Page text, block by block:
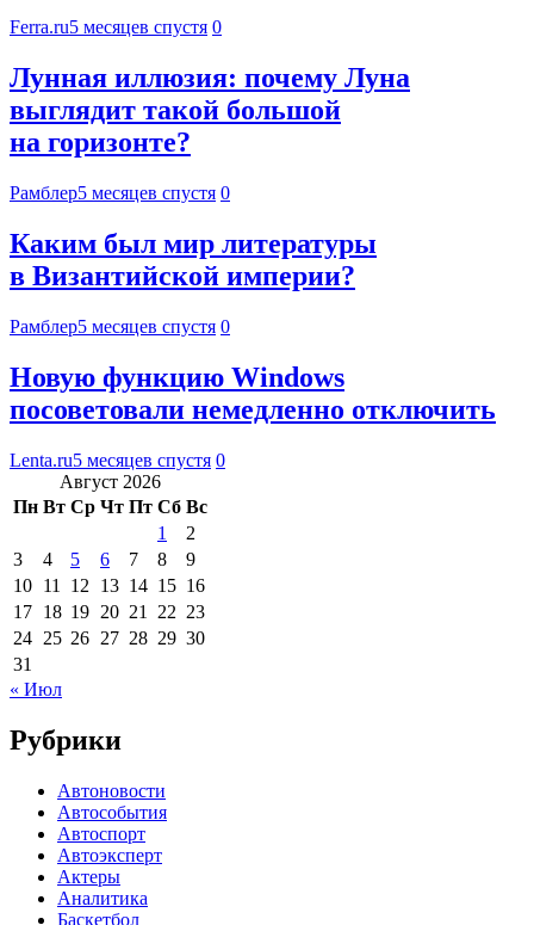
Ferra.ru5 месяцев спустя 0
Лунная иллюзия: почему Луна
выглядит такой большой
на горизонте?
Рамблер5 месяцев спустя 0
Каким был мир литературы
в Византийской империи?
Рамблер5 месяцев спустя 0
Новую функцию Windows
посоветовали немедленно отключить
Lenta.ru5 месяцев спустя 0
Август 2026
Пн Вт Ср Чт Пт Сб Вс
1
2
3
4 5 6 7 8
9
10 11 12 13 14 15 16
17 18 19 20 21 22 23
24 25 26 27 28 29 30
31
« Июл
Рубрики
Автоновости
Автособытия
Автоспорт
Автоэксперт
Актеры
Аналитика
Баскетбол